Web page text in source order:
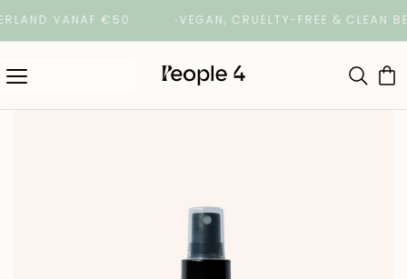
VANAF €50 VEGAN, CRUELTY-FREE & CLEAN